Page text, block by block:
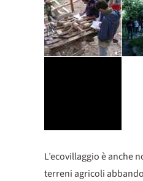
L’ecovillaggio è
terreni agricoli